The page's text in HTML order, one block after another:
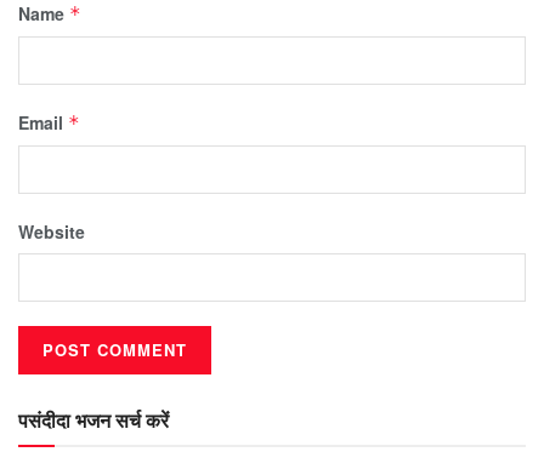
Name *
Email *
Website
पसंदीदा भजन सर्च करें